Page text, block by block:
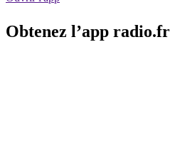
Obtenez l’app